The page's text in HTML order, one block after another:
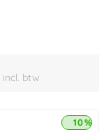
incl. btw
10%